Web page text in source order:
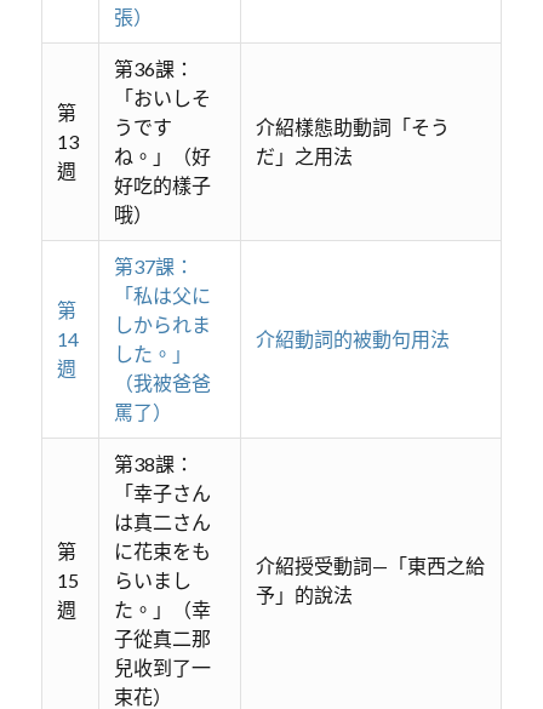
張）
第
13
週
第36課：
「おいしそ
うです
ね。」（好
好吃的樣子
哦）
介紹樣態助動詞「そう
だ」之用法
第
14
週
第37課：
「私は父に
しかられま
した。」
（我被爸爸
罵了）
介紹動詞的被動句用法
第
15
週
第38課：
「幸子さん
は真二さん
に花束をも
らいまし
た。」（幸
子從真二那
兒收到了一
束花）
介紹授受動詞—「東西之給
予」的說法